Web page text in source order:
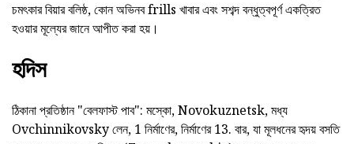
চমৎকার বিয়ার বলিষ্ঠ, কোন অভিনব frills খাবার এবং সশব্দ বন্ধুত্বপূর্ণ একত্রিত
হওয়ার মূল্যের জানে আপীত করা হয়।
হদিস
ঠিকানা প্রতিষ্ঠান "বেলফাস্ট পাব": মস্কো, Novokuznetsk, মধ্য
Ovchinnikovsky লেন, 1 নির্মাণের, নির্মাণের 13. বার, যা মূলধনের হৃদয় বসতি